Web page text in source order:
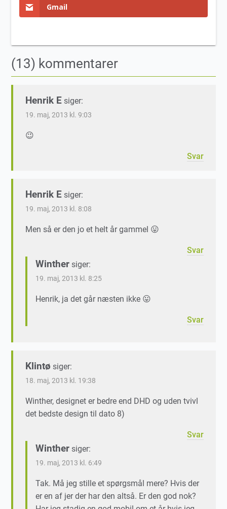
Gmail
(13) kommentarer
Henrik E siger:
19. maj, 2013 kl. 9:03
😉
Svar
Henrik E siger:
19. maj, 2013 kl. 8:08
Men så er den jo et helt år gammel 😛
Svar
Winther siger:
19. maj, 2013 kl. 8:25
Henrik, ja det går næsten ikke 😛
Svar
Klintø siger:
18. maj, 2013 kl. 19:38
Winther, designet er bedre end DHD og uden tvivl
det bedste design til dato 8)
Svar
Winther siger:
19. maj, 2013 kl. 6:49
Tak. Må jeg stille et spørgsmål mere? Hvis der
er en af jer der har den altså. Er den god nok?